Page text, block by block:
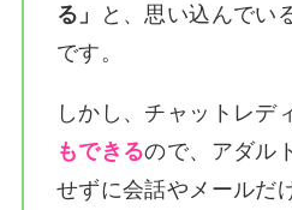
る」
と、思い込んでい
です。
しかし、チャットレデ
もできるので、アダル
せずに会話やメールだ